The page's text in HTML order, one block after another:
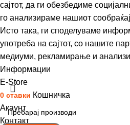
сајтот, да ги обезбедиме
го анализираме нашиот
Исто така, ги споделуваме
употреба на сајтот, со нашите
медиуми, рекламирање и
Информации
Е-Store
0 ставки Кошничка
Акаунт
Контакт